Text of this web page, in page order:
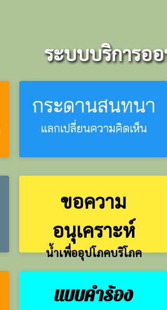
ระบบบริการอ
กระดานสนทนา
แลกเปลี่ยนความคิดเห็น
ขอความ
อนุเคราะห์
น้ำเพื่ออุปโภคบริโภค
แบบคำร้อง